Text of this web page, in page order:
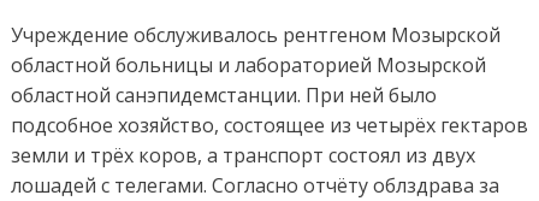
Учреждение обслуживалось рентгеном Мозырской
областной больницы и лабораторией Мозырской
областной санэпидемстанции. При ней было
подсобное хозяйство, состоящее из четырёх гектаров
земли и трёх коров, а транспорт состоял из двух
лошадей с телегами. Согласно отчёту облздрава за